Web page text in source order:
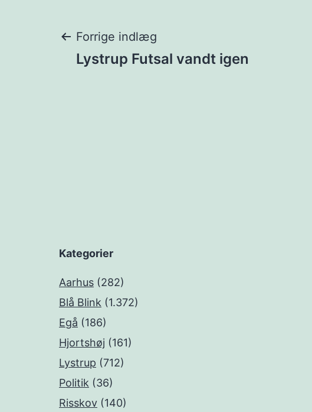
Indlægsnavigation
Forrige indlæg
Lystrup Futsal vandt igen
Kategorier
Aarhus (282)
Blå Blink (1.372)
Egå (186)
Hjortshøj (161)
Lystrup (712)
Politik (36)
Risskov (140)